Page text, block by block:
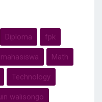
Diploma fpk
mahasiswa Math
Technology
walisongo